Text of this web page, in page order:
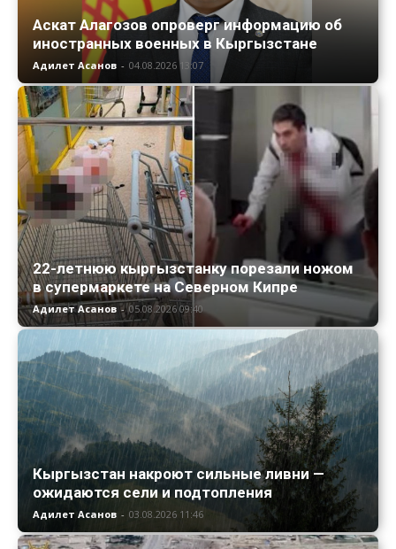
Аскат Алагозов опроверг информацию об
иностранных военных в Кыргызстане
Адилет Асанов - 04.08.2026 13:07
22-летнюю кыргызстанку порезали ножом
в супермаркете на Северном Кипре
Адилет Асанов - 05.08.2026 09:40
Кыргызстан накроют сильные ливни —
ожидаются сели и подтопления
Адилет Асанов - 03.08.2026 11:46